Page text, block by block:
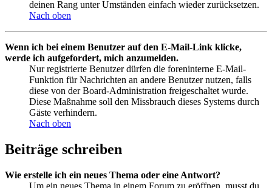
deinen Rang unter Umständen einfach wieder zurücksetzen.
Nach oben
Wenn ich bei einem Benutzer auf den E-Mail-Link klicke,
werde ich aufgefordert, mich anzumelden.
Nur registrierte Benutzer dürfen die foreninterne E-Mail-
Funktion für Nachrichten an andere Benutzer nutzen, falls
diese von der Board-Administration freigeschaltet wurde.
Diese Maßnahme soll den Missbrauch dieses Systems durch
Gäste verhindern.
Nach oben
Beiträge schreiben
Wie erstelle ich ein neues Thema oder eine Antwort?
Um ein neues Thema in einem Forum zu eröffnen, musst du